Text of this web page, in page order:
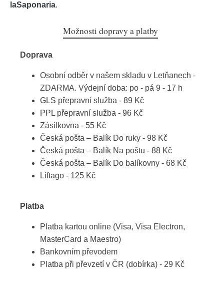
laSaponaria.
Možnosti dopravy a platby
Doprava
Osobní odběr v našem skladu v Letňanech -
ZDARMA. Výdejní doba: po - pá 9 - 17 h
GLS přepravní služba - 89 Kč
PPL přepravní služba - 96 Kč
Zásilkovna - 55 Kč
Česká pošta – Balík Do ruky - 98 Kč
Česká pošta – Balík Na poštu - 88 Kč
Česká pošta – Balík Do balíkovny - 68 Kč
Liftago - 125 Kč
Platba
Platba kartou online (Visa, Visa Electron,
MasterCard a Maestro)
Bankovním převodem
Platba při převzetí v ČR (dobírka) - 29 Kč